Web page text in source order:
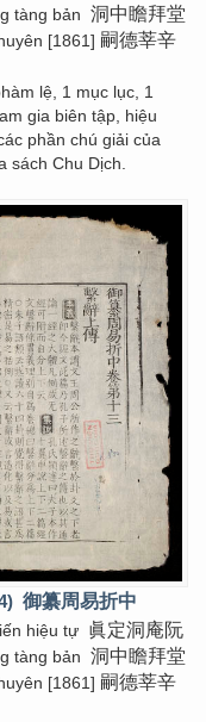
tàng bản 洞中瞻拜堂
[1861] 嗣德莘辛
lệ, 1 mục lục, 1
gia biên tập, hiệu
phần chú giải của
sách Chu Dịch.
御纂周易折中
hiệu tự 眞定洞庵阮
tàng bản 洞中瞻拜堂
[1861] 嗣德莘辛